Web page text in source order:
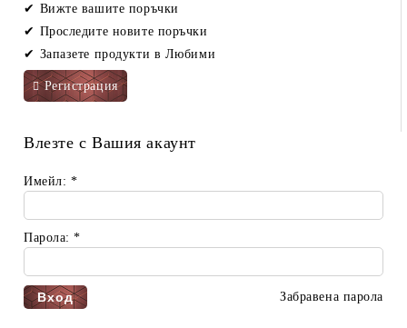
Вижте вашите поръчки
Проследите новите поръчки
Запазете продукти в Любими
Регистрация
Влезте с Вашия акаунт
Имейл: *
Парола:*
Забравена парола